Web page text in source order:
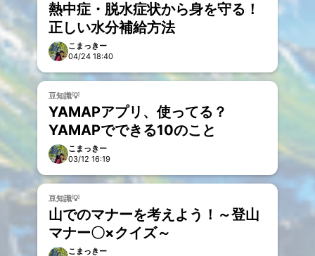
熱中症・脱水症状から身を守る！
正しい水分補給方法
こまっきー
04/24 18:40
豆知識💡
YAMAPアプリ、使ってる？
YAMAPでできる10のこと
こまっきー
03/12 16:19
豆知識💡
山でのマナーを考えよう！～登山
マナー〇×クイズ～
こまっきー